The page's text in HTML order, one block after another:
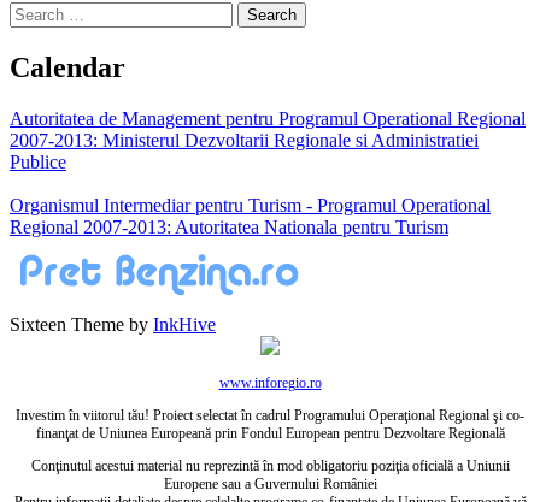
Search
for:
Calendar
Autoritatea de Management pentru Programul Operational Regional
2007-2013: Ministerul Dezvoltarii Regionale si Administratiei
Publice
Organismul Intermediar pentru Turism - Programul Operational
Regional 2007-2013: Autoritatea Nationala pentru Turism
Sixteen Theme by InkHive
www.inforegio.ro
Investim în viitorul tău! Proiect selectat în cadrul Programului Operaţional Regional şi co-
finanţat de Uniunea Europeană prin Fondul European pentru Dezvoltare Regională
Conţinutul acestui material nu reprezintă în mod obligatoriu poziţia oficială a Uniunii
Europene sau a Guvernului României